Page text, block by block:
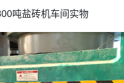
吨盐砖机车间实物